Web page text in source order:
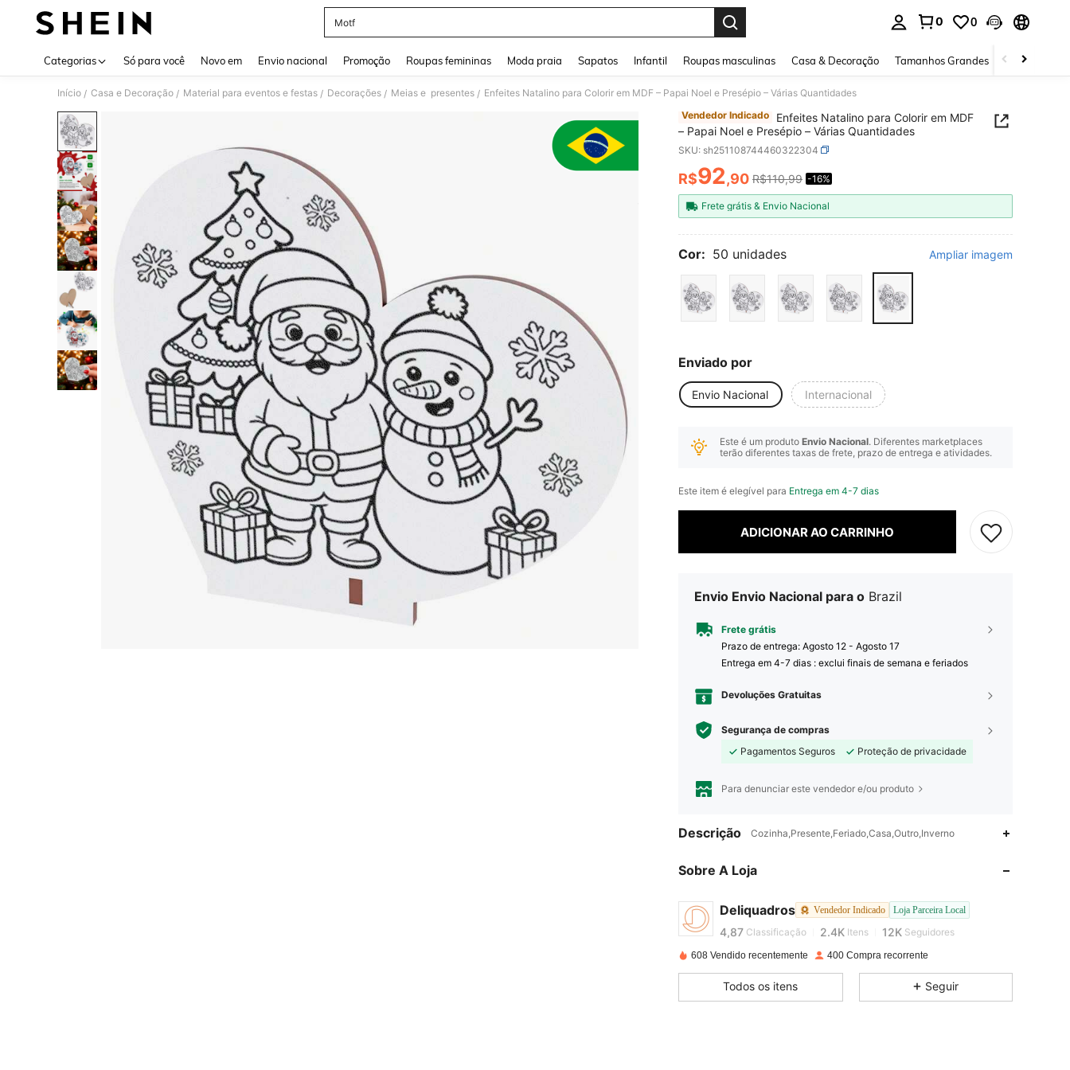
Motf
0 0
Categorias Só para você Novo em Envio nacional Promoção Roupas femininas Moda praia Sapatos Infantil Roupas masculinas Casa & Decoração Tamanhos Grandes Joias e
Início / Casa e Decoração / Material para eventos e festas / Decorações / Meias e presentes / Enfeites Natalino para Colorir em MDF – Papai Noel e Presépio – Várias Quantidades
Vendedor Indicado
Enfeites Natalino para Colorir em MDF
– Papai Noel e Presépio – Várias Quantidades
SKU: sh251108744460322304
PRICE AND AVAILABILITY
R$92,90 R$110,99 -16%
Frete grátis & Envio Nacional
Cor: 50 unidades Ampliar imagem
Enviado por
Envio Nacional Internacional
Este é um produto Envio Nacional. Diferentes marketplaces
terão diferentes taxas de frete, prazo de entrega e atividades.
Este item é elegível para Entrega em 4-7 dias
ADICIONAR AO CARRINHO
Envio Envio Nacional para o Brazil
Frete grátis
Prazo de entrega: Agosto 12 - Agosto 17
Entrega em 4-7 dias : exclui finais de semana e feriados
Devoluções Gratuitas
Segurança de compras
Pagamentos Seguros
Proteção de privacidade
Para denunciar este vendedor e/ou produto
Descrição Cozinha,Presente,Feriado,Casa,Outro,Inverno
Sobre A Loja
Deliquadros Vendedor Indicado Loja Parceira Local
4,87 2.4K 12K
p***s está navegando
4,87 Classificação 2.4K Itens 12K Seguidores
4,87
608 Vendido recentemente 400 Compra recorrente
Todos os itens Seguir